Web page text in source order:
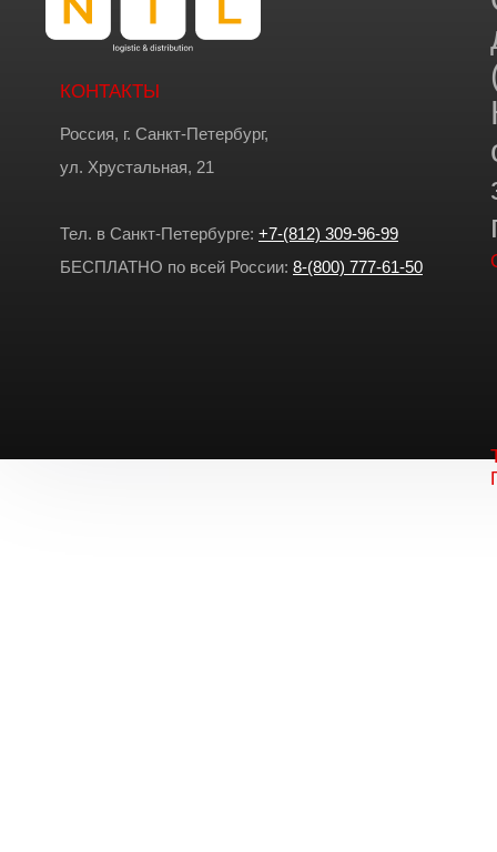
КОНТАКТЫ
Россия, г. Санкт-Петербург,
ул. Хрустальная, 21
Тел. в Санкт-Петербурге: +7-(812) 309-96-99
БЕСПЛАТНО по всей России: 8-(800) 777-61-50